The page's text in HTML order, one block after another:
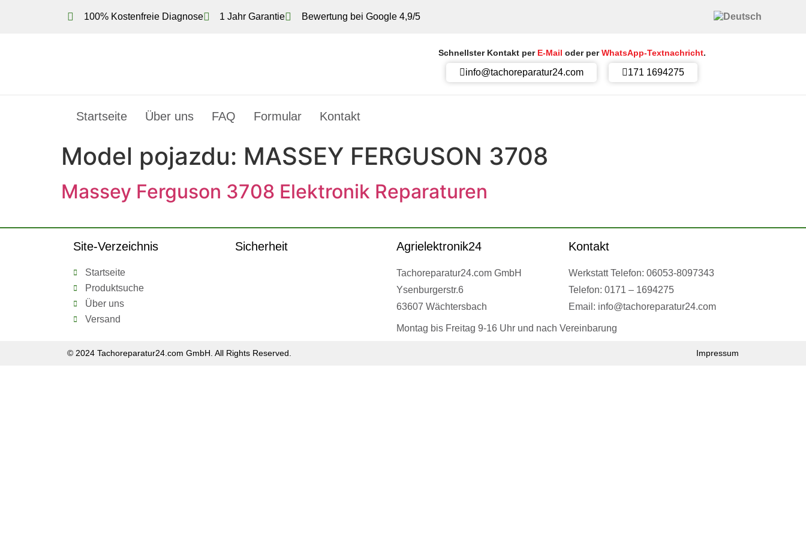
100% Kostenfreie Diagnose 1 Jahr Garantie Bewertung bei Google 4,9/5
Schnellster Kontakt per E-Mail oder perWhatsApp-Textnachricht.
info@tachoreparatur24.com 171 1694275
Startseite Über uns FAQ Formular Kontakt
Model pojazdu: MASSEY FERGUSON 3708
Massey Ferguson 3708 Elektronik Reparaturen
Site-Verzeichnis
Startseite
Produktsuche
Über uns
Versand
Sicherheit Agrielektronik24
Tachoreparatur24.com GmbH
Ysenburgerstr.6
63607 Wächtersbach
Kontakt
Werkstatt Telefon: 06053-8097343
Telefon: 0171 – 1694275
Email: info@tachoreparatur24.com
Montag bis Freitag 9-16 Uhr und nach Vereinbarung
© 2024 Tachoreparatur24.com GmbH. All Rights Reserved. Impressum